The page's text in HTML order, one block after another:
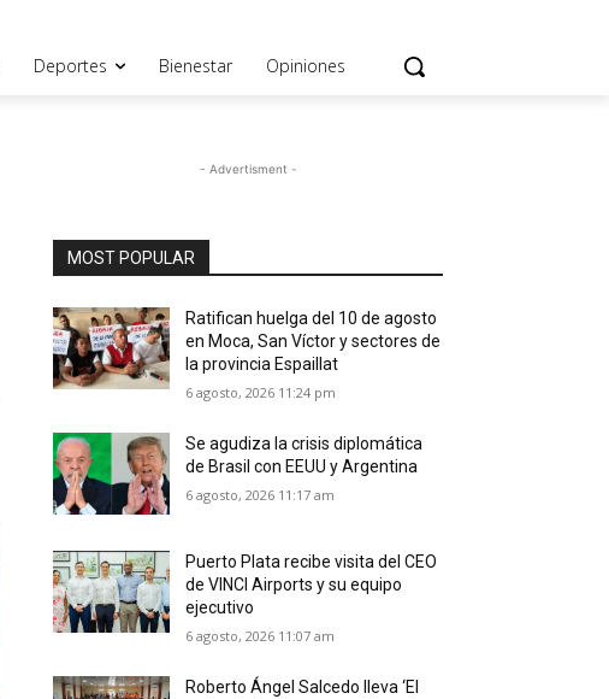
Deportes Bienestar Opiniones
- Advertisment -
MOST POPULAR
Ratifican huelga del 10 de agosto
en Moca, San Víctor y sectores de
la provincia Espaillat
6 agosto, 2026 11:24 pm
Se agudiza la crisis diplomática
de Brasil con EEUU y Argentina
6 agosto, 2026 11:17 am
Puerto Plata recibe visita del CEO
de VINCI Airports y su equipo
ejecutivo
6 agosto, 2026 11:07 am
Roberto Ángel Salcedo lleva ‘El